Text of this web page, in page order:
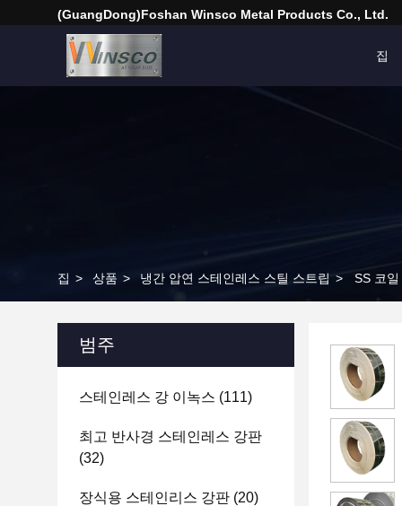
(GuangDong)Foshan Winsco Metal Products Co., Ltd.
집
집 > 상품 > 냉간 압연 스테인레스 스틸 스트립 > SS 코
범주
스테인레스 강 이녹스 (111)
최고 반사경 스테인레스 강판
(32)
장식용 스테인리스 강판 (20)